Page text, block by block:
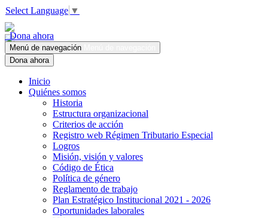
Select Language ▼
Dona ahora
Menú de navegación
Dona ahora
Inicio
Quiénes somos
Historia
Estructura organizacional
Criterios de acción
Registro web Régimen Tributario Especial
Logros
Misión, visión y valores
Código de Ética
Política de género
Reglamento de trabajo
Plan Estratégico Institucional 2021 - 2026
Oportunidades laborales